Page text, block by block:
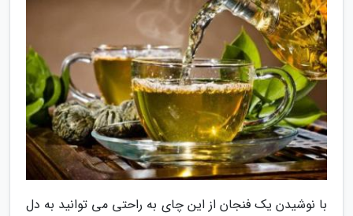
با نوشیدن یک فنجان از این چای به راحتی می توانید به دل